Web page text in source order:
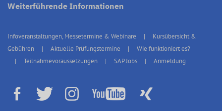
Weiterführende Informationen
Infoveranstaltungen, Messetermine & Webinare
Kursübersicht &
Gebühren
Aktuelle Prüfungstermine
Wie funktioniert es?
Teilnahmevoraussetzungen
SAP Jobs Anmeldung